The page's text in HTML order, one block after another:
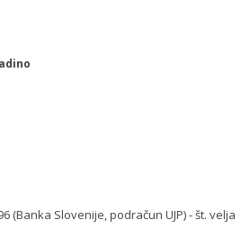
(Banka Slovenije, podračun UJP) - št. velja